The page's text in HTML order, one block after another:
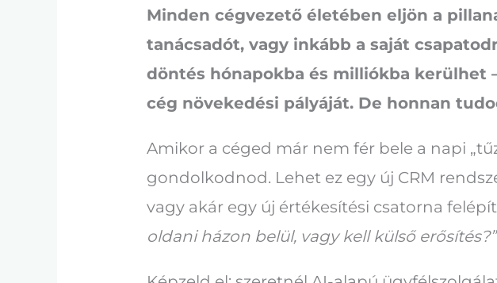
Minden cégvezető életében eljön a
tanácsadót, vagy inkább a saját
döntés hónapokba és milliókba kerülhet
cég növekedési pályáját. De honnan
Amikor a céged már nem fér bele a napi
gondolkodnod. Lehet ez egy új CRM
vagy akár egy új értékesítési csatorna
oldani házon belül, vagy kell külső erősítés?”